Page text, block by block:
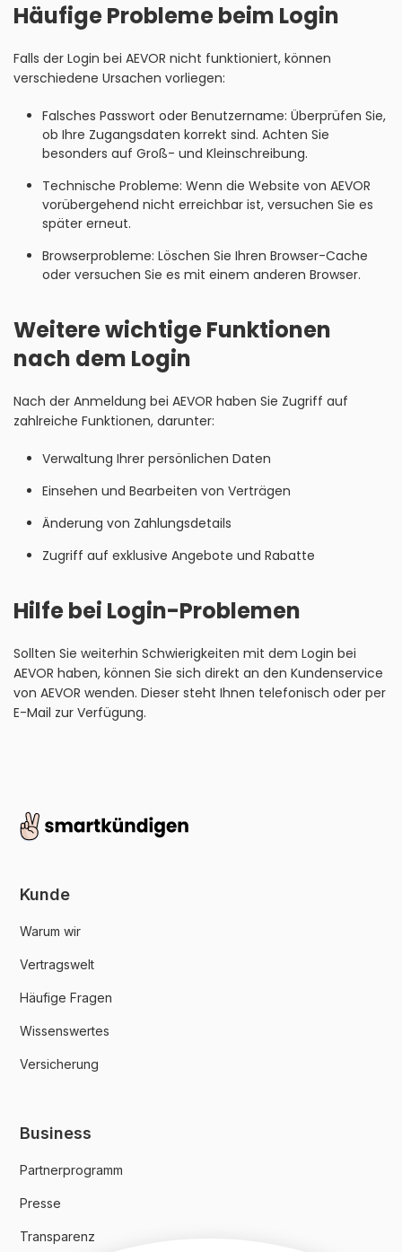
Häufige Probleme beim Login
Falls der Login bei AEVOR nicht funktioniert, können
verschiedene Ursachen vorliegen:
Falsches Passwort oder Benutzername: Überprüfen Sie,
ob Ihre Zugangsdaten korrekt sind. Achten Sie
besonders auf Groß- und Kleinschreibung.
Technische Probleme: Wenn die Website von AEVOR
vorübergehend nicht erreichbar ist, versuchen Sie es
später erneut.
Browserprobleme: Löschen Sie Ihren Browser-Cache
oder versuchen Sie es mit einem anderen Browser.
Weitere wichtige Funktionen
nach dem Login
Nach der Anmeldung bei AEVOR haben Sie Zugriff auf
zahlreiche Funktionen, darunter:
Verwaltung Ihrer persönlichen Daten
Einsehen und Bearbeiten von Verträgen
Änderung von Zahlungsdetails
Zugriff auf exklusive Angebote und Rabatte
Hilfe bei Login-Problemen
Sollten Sie weiterhin Schwierigkeiten mit dem Login bei
AEVOR haben, können Sie sich direkt an den Kundenservice
von AEVOR wenden. Dieser steht Ihnen telefonisch oder per
E-Mail zur Verfügung.
Kunde
Warum wir
Vertragswelt
Häufige Fragen
Wissenswertes
Versicherung
Business
Partnerprogramm
Presse
Transparenz